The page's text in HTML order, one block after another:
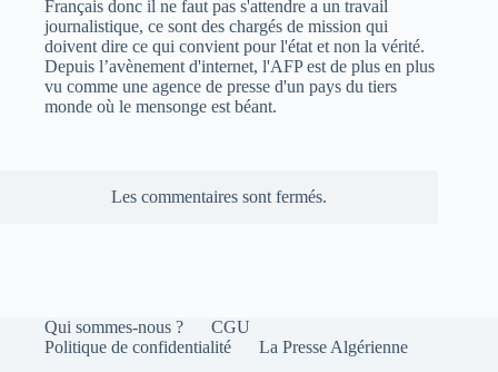
Français donc il ne faut pas s'attendre a un travail
journalistique, ce sont des chargés de mission qui
doivent dire ce qui convient pour l'état et non la vérité.
Depuis l’avènement d'internet, l'AFP est de plus en plus
vu comme une agence de presse d'un pays du tiers
monde où le mensonge est béant.
Les commentaires sont fermés.
Qui sommes-nous ?
CGU
Politique de confidentialité
La Presse Algérienne